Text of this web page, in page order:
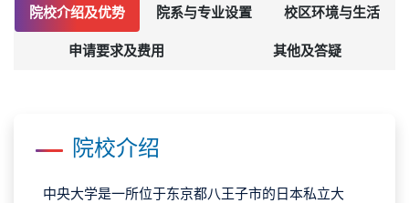
院校介绍及优势 院系与专业设置 校区环境与生活
申请要求及费用 其他及答疑
院校介绍
中央大学是一所位于东京都八王子市的日本私立大